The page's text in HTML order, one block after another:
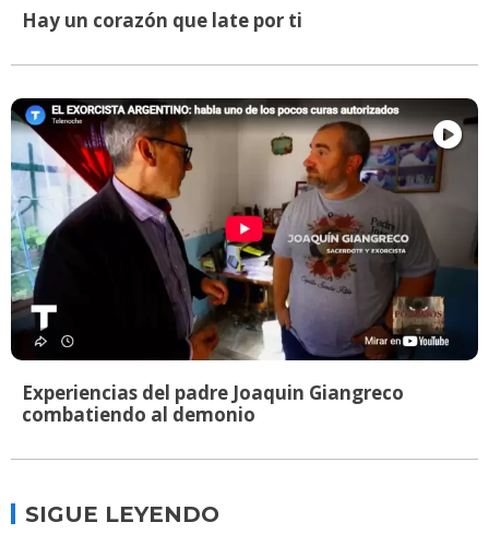
Hay un corazón que late por ti
Experiencias del padre Joaquin Giangreco
combatiendo al demonio
SIGUE LEYENDO